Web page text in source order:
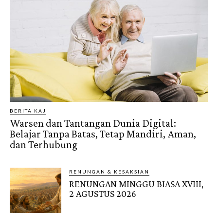
BERITA KAJ
Warsen dan Tantangan Dunia Digital:
Belajar Tanpa Batas, Tetap Mandiri, Aman,
dan Terhubung
RENUNGAN & KESAKSIAN
RENUNGAN MINGGU BIASA XVIII,
2 AGUSTUS 2026